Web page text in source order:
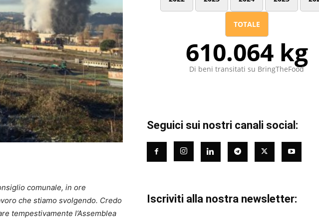
comunale, in ore
che stiamo svolgendo. Credo
tempestivamente l’Assemblea
TOTALE
610.064 kg
Di beni transitati su BringTheFood
Seguici sui nostri canali social:
Iscriviti alla nostra newsletter: